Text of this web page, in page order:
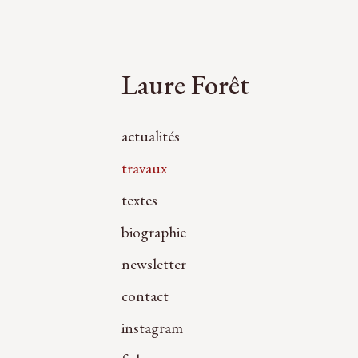
Laure Forêt
actualités
travaux
textes
biographie
newsletter
contact
instagram